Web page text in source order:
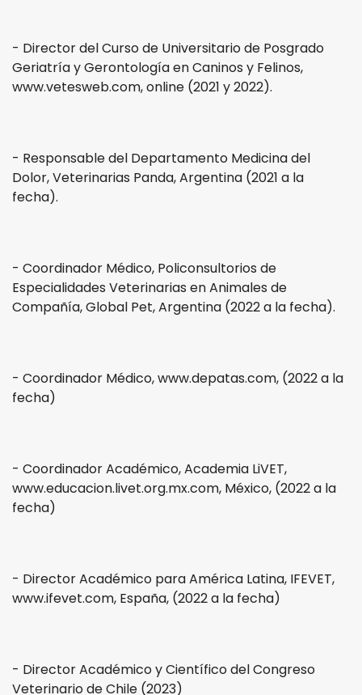
- Director del Curso de Universitario de Posgrado
Geriatría y Gerontología en Caninos y Felinos,
www.vetesweb.com, online (2021 y 2022).
- Responsable del Departamento Medicina del
Dolor, Veterinarias Panda, Argentina (2021 a la
fecha).
- Coordinador Médico, Policonsultorios de
Especialidades Veterinarias en Animales de
Compañía, Global Pet, Argentina (2022 a la fecha).
- Coordinador Médico, www.depatas.com, (2022 a la
fecha)
- Coordinador Académico, Academia LiVET,
www.educacion.livet.org.mx.com, México, (2022 a la
fecha)
- Director Académico para América Latina, IFEVET,
www.ifevet.com, España, (2022 a la fecha)
- Director Académico y Científico del Congreso
Veterinario de Chile (2023)